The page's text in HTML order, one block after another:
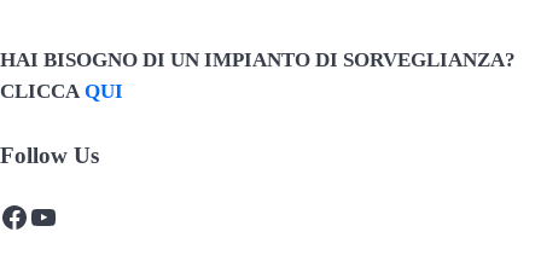
HAI BISOGNO DI UN IMPIANTO DI SORVEGLIANZA?
CLICCAQUI
Follow Us
Facebook
YouTube